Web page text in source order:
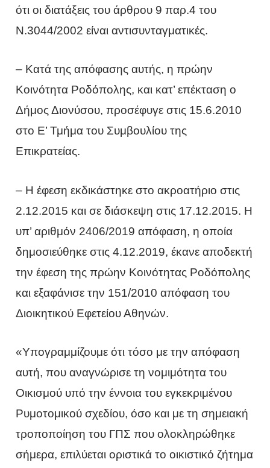
ότι οι διατάξεις του άρθρου 9 παρ.4 του
Ν.3044/2002 είναι αντισυνταγματικές.
– Κατά της απόφασης αυτής, η πρώην
Κοινότητα Ροδόπολης, και κατ’ επέκταση ο
Δήμος Διονύσου, προσέφυγε στις 15.6.2010
στο Ε’ Τμήμα του Συμβουλίου της
Επικρατείας.
– Η έφεση εκδικάστηκε στο ακροατήριο στις
2.12.2015 και σε διάσκεψη στις 17.12.2015. Η
υπ’ αριθμόν 2406/2019 απόφαση, η οποία
δημοσιεύθηκε στις 4.12.2019, έκανε αποδεκτή
την έφεση της πρώην Κοινότητας Ροδόπολης
και εξαφάνισε την 151/2010 απόφαση του
Διοικητικού Εφετείου Αθηνών.
«Υπογραμμίζουμε ότι τόσο με την απόφαση
αυτή, που αναγνώρισε τη νομιμότητα του
Οικισμού υπό την έννοια του εγκεκριμένου
Ρυμοτομικού σχεδίου, όσο και με τη σημειακή
τροποποίηση του ΓΠΣ που ολοκληρώθηκε
σήμερα, επιλύεται οριστικά το οικιστικό ζήτημα